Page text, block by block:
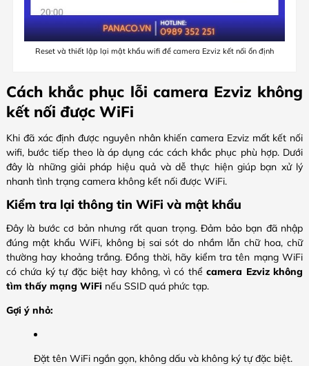
Reset và thiết lập lại mật khẩu wifi để camera Ezviz kết nối ổn định
Cách khắc phục lỗi camera Ezviz không
kết nối được WiFi
Khi đã xác định được nguyên nhân khiến camera Ezviz mất kết nối
wifi, bước tiếp theo là áp dụng các cách khắc phục phù hợp. Dưới
đây là những giải pháp hiệu quả và dễ thực hiện giúp bạn xử lý
nhanh tình trạng camera không kết nối được WiFi.
Kiểm tra lại thông tin WiFi và mật khẩu
Đây là bước cơ bản nhưng rất quan trọng. Đảm bảo bạn đã nhập
đúng mật khẩu WiFi, không bị sai sót do nhầm lẫn chữ hoa, chữ
thường hay khoảng trắng. Đồng thời, hãy kiểm tra tên mạng WiFi
có chứa ký tự đặc biệt hay không, vì có thểcamera Ezviz không
tìm thấy mạng WiFi nếu SSID quá phức tạp.
Gợi ý nhỏ:
Đặt tên WiFi ngắn gọn, không dấu và không ký tự đặc biệt.